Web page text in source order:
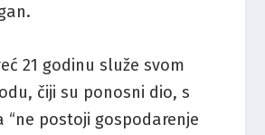
21 godinu služe svom
čiji su ponosni dio, s
“ne postoji gospodarenje